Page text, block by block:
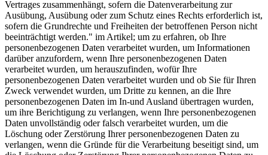
Vertrages zusammenhängt, sofern die Datenverarbeitung zur
Ausübung, Ausübung oder zum Schutz eines Rechts erforderlich ist,
sofern die Grundrechte und Freiheiten der betroffenen Person nicht
beeinträchtigt werden." im Artikel; um zu erfahren, ob Ihre
personenbezogenen Daten verarbeitet wurden, um Informationen
darüber anzufordern, wenn Ihre personenbezogenen Daten
verarbeitet wurden, um herauszufinden, wofür Ihre
personenbezogenen Daten verarbeitet wurden und ob Sie für Ihren
Zweck verwendet wurden, um Dritte zu kennen, an die Ihre
personenbezogenen Daten im In-und Ausland übertragen wurden,
um ihre Berichtigung zu verlangen, wenn Ihre personenbezogenen
Daten unvollständig oder falsch verarbeitet wurden, um die
Löschung oder Zerstörung Ihrer personenbezogenen Daten zu
verlangen, wenn die Gründe für die Verarbeitung beseitigt sind, um